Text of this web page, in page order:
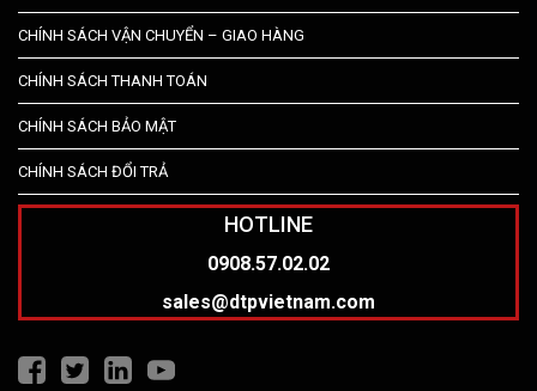
CHÍNH SÁCH VẬN CHUYỂN – GIAO HÀNG
CHÍNH SÁCH THANH TOÁN
CHÍNH SÁCH BẢO MẬT
CHÍNH SÁCH ĐỔI TRẢ
HOTLINE
0908.57.02.02
sales@dtpvietnam.com